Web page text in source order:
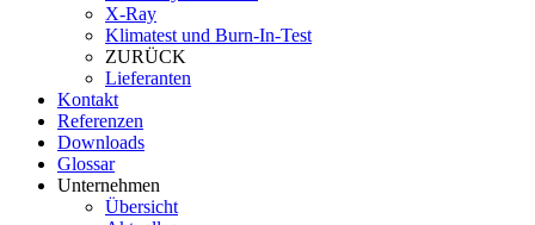
X-Ray
Klimatest und Burn-In-Test
ZURÜCK
Lieferanten
Kontakt
Referenzen
Downloads
Glossar
Unternehmen
Übersicht